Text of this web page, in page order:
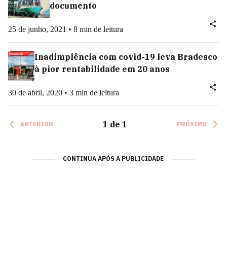
documento
25 de junho, 2021 • 8 min de leitura
Inadimplência com covid-19 leva Bradesco
à pior rentabilidade em 20 anos
30 de abril, 2020 • 3 min de leitura
ANTERIOR 1 de 1 PRÓXIMO
CONTINUA APÓS A PUBLICIDADE